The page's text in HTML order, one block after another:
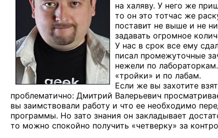
на халяву. У него же
то он это тотчас же
поставит не выше и не
задавать огромное
У нас в срок все ему
писал промежуточные
нежели по
«тройки» и по лабам.
Если же вы захотите
проблематично: Дмитрий Валерьевич
вы заимствовали работу и что ее необходимо
программы. Но зато знания он закладывает
то можно спокойно получить «четверку» за